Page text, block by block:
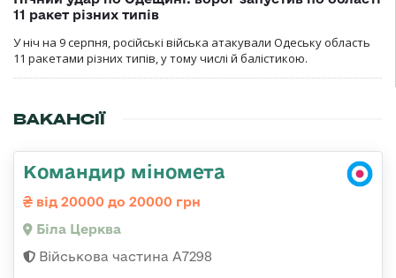
11 ракет різних типів
У ніч на 9 серпня, російські війська атакували Одеську область
11 ракетами різних типів, у тому числі й балістикою.
ВАКАНСІЇ
Командир міномета
від 20000 до 20000 грн
Біла Церква
Військова частина А7298